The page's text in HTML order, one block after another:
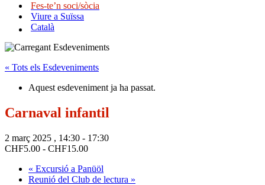
Fes-te’n soci/sòcia
Viure a Suïssa
Català
« Tots els Esdeveniments
Aquest esdeveniment ja ha passat.
Carnaval infantil
2 març 2025 , 14:30 - 17:30
CHF5.00 - CHF15.00
« Excursió a Panüöl
Reunió del Club de lectura »